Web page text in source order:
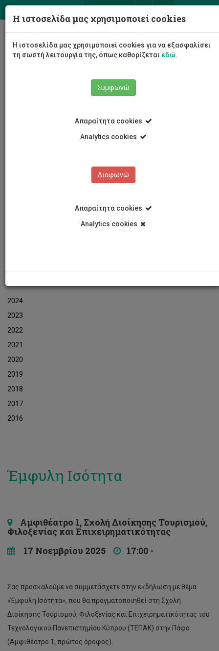
2024
2023
2022
2021
2020
2019
2018
2017
2016
Έμφυλη Ισότητα
Αμφιθέατρο 1, Σχολή Διοίκησης Τουρισμού,
Φιλοξενίας και Επιχειρηματικότητας
17 Νοεμβρίου 2025
17:00 -
Σας προσκαλούμε να συμμετάσχετε στην εκδήλωση με θέμα
«Έμφυλη Ισότητα», που θα πραγματοποιηθεί στη Σχολή
Διοίκησης Τουρισμού, Φιλοξενίας και Επιχειρηματικότητας του
Τεχνολογικού Πανεπιστημίου Κύπρου (ΤΕΠΑΚ) στην Πάφο
(Αμφιθέατρο 1, πρώτος όροφος).
Η ιστοσελίδα μας χρησιμοποιεί cookies
Η ιστοσελίδα μας χρησιμοποιεί cookies για να εξασφαλίσει
τη σωστή λειτουργία της, όπως καθορίζεται εδώ.
Συμφωνώ
Απαραίτητα cookies
Analytics cookies
Διαφωνώ
Απαραίτητα cookies
Analytics cookies